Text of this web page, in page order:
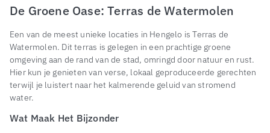
De Groene Oase: Terras de Watermolen
Een van de meest unieke locaties in Hengelo is Terras de
Watermolen. Dit terras is gelegen in een prachtige groene
omgeving aan de rand van de stad, omringd door natuur en rust.
Hier kun je genieten van verse, lokaal geproduceerde gerechten
terwijl je luistert naar het kalmerende geluid van stromend
water.
Wat Maak Het Bijzonder